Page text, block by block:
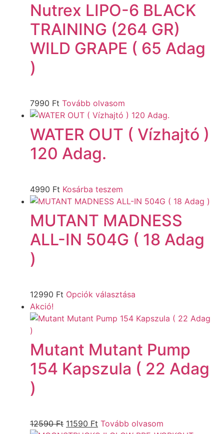
Nutrex LIPO-6 BLACK
TRAINING (264 GR)
WILD GRAPE ( 65 Adag
)
7990 Ft Tovább olvasom
WATER OUT ( Vízhajtó )
120 Adag.
4990 Ft Kosárba teszem
MUTANT MADNESS
ALL-IN 504G ( 18 Adag
)
12990 Ft Opciók választása
Akció!
Mutant Mutant Pump
154 Kapszula ( 22 Adag
)
12590Ft 11590 Ft Tovább olvasom